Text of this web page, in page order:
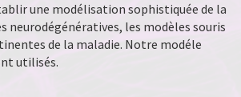
une modélisation sophistiquée de la
les modèles souris
de la maladie. Notre modéle
utilisés.